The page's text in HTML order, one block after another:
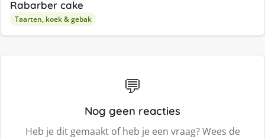
Rabarber cake
Taarten, koek & gebak
💬
Nog geen reacties
Heb je dit gemaakt of heb je een vraag? Wees de